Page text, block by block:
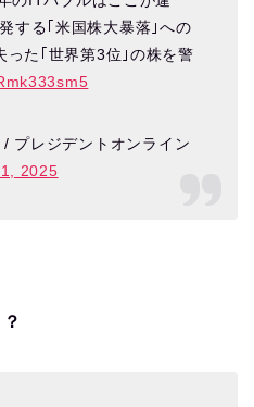
する｢米国株大暴落｣への
た｢世界第3位｣の株を警
レジデントオンライン
2025